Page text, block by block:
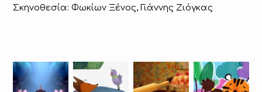
Σκηνοθεσία: Φωκίων Ξένος, Γιάννης Ζιόγκας